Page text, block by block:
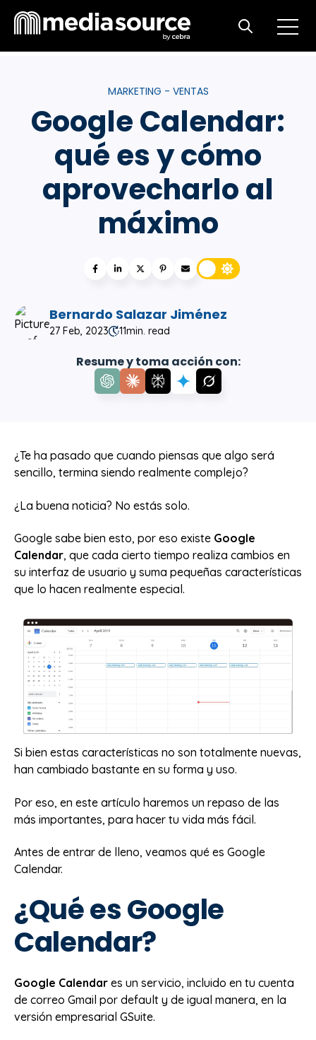
Open
Open search
MARKETING - VENTAS
Google Calendar:
qué es y cómo
aprovecharlo al
máximo
Bernardo Salazar Jiménez
27 Feb, 2023 11min. read
Resume y toma acción con:
¿Te ha pasado que cuando piensas que algo será
sencillo, termina siendo realmente complejo?
¿La buena noticia? No estás solo.
Google sabe bien esto, por eso existe Google
Calendar, que cada cierto tiempo realiza cambios en
su interfaz de usuario y suma pequeñas características
que lo hacen realmente especial.
Si bien estas características no son totalmente nuevas,
han cambiado bastante en su forma y uso.
Por eso, en este artículo haremos un repaso de las
más importantes, para hacer tu vida más fácil.
Antes de entrar de lleno, veamos qué es Google
Calendar.
¿Qué es Google
Calendar?
Google Calendar es un servicio, incluido en tu cuenta
de correo Gmail por default y de igual manera, en la
versión empresarial GSuite.